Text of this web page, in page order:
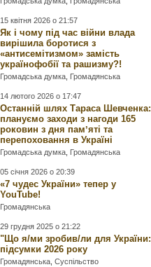
15 квітня 2026 о 21:57
Як і чому під час війни влада
вирішила боротися з
«антисемітизмом» замість
українофобії та рашизму?!
Громадська думка Громадянська
14 лютого 2026 о 17:47
Останній шлях Тараса Шевченка:
плануємо заходи з нагоди 165
роковин з дня памʼяті та
перепоховання в Україні
Громадська думка Громадянська
05 січня 2026 о 20:39
«7 чудес України» тепер у
YouTube!
Громадянська
29 грудня 2025 о 21:22
"Що я/ми зробив/ли для України:
підсумки 2026 року
Громадянська ,Суспільство